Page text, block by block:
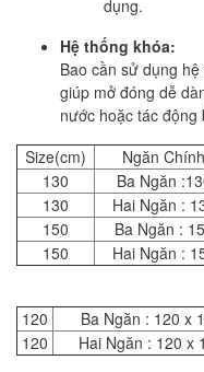
dụng.
Hệ thống khóa:
Bao cần sử dụng
giúp mở đóng dễ
nước hoặc tác động
Size(cm)
Ngăn
130
Ba Ngăn
130
Hai Ngăn :
150
Ba Ngăn :
150
Hai Ngăn :
120 Ba Ngăn : 120 x
120
Hai Ngăn : 120 x